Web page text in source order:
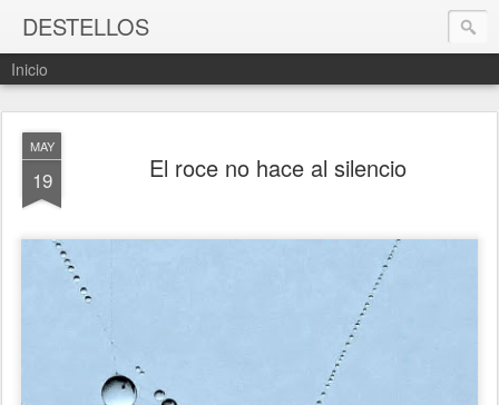
DESTELLOS
Inicio
MAY
19 El roce no hace al silencio